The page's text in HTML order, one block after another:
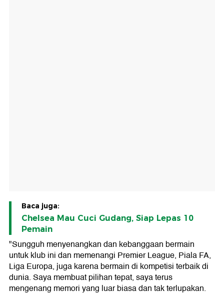
Baca juga:
Chelsea Mau Cuci Gudang, Siap Lepas 10
Pemain
"Sungguh menyenangkan dan kebanggaan bermain
untuk klub ini dan memenangi Premier League, Piala FA,
Liga Europa, juga karena bermain di kompetisi terbaik di
dunia. Saya membuat pilihan tepat, saya terus
mengenang memori yang luar biasa dan tak terlupakan.